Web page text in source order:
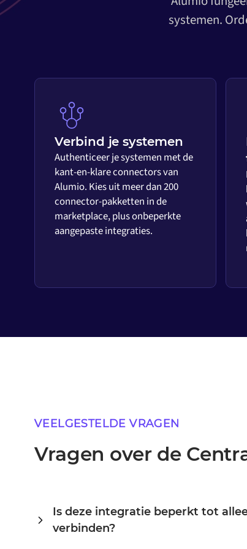
systemen.
Verbind je systemen
Authenticeer je systemen met de
kant-en-klare connectors van
Alumio. Kies uit meer dan 200
connector-pakketten in de
marketplace, plus onbeperkte
aangepaste integraties.
VEELGESTELDE VRAGEN
Vragen over de
Is deze integratie beperkt tot
verbinden?